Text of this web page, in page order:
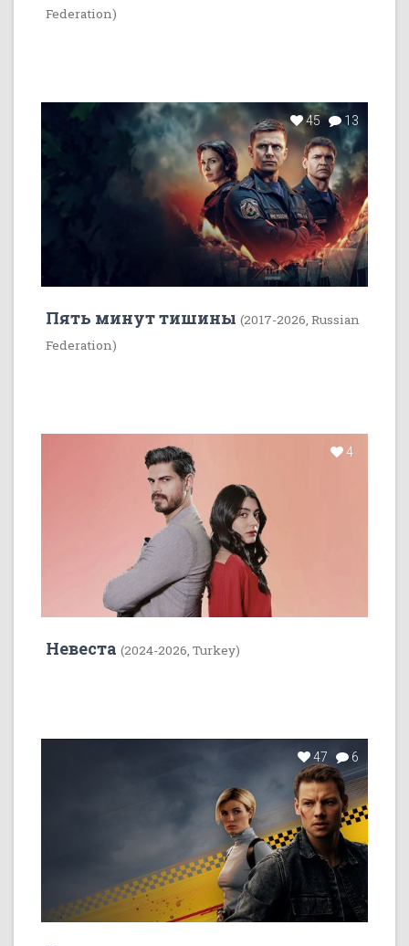
Federation)
45 13
Пять минут тишины (2017-2026, Russian
Federation)
4
Невеста (2024-2026, Turkey)
47 6